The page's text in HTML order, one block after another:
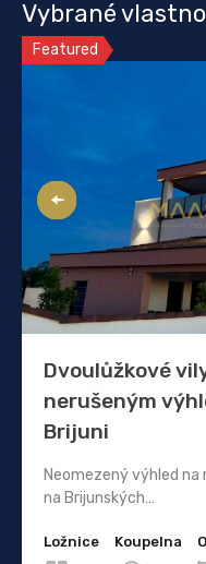
Vybrané
Featured
Dvoulůžkové
nerušeným
Brijuni
Neomezený výhled
na Brijunských…
Ložnice
Koupelna